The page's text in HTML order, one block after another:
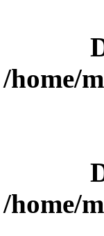
/home/
/home/